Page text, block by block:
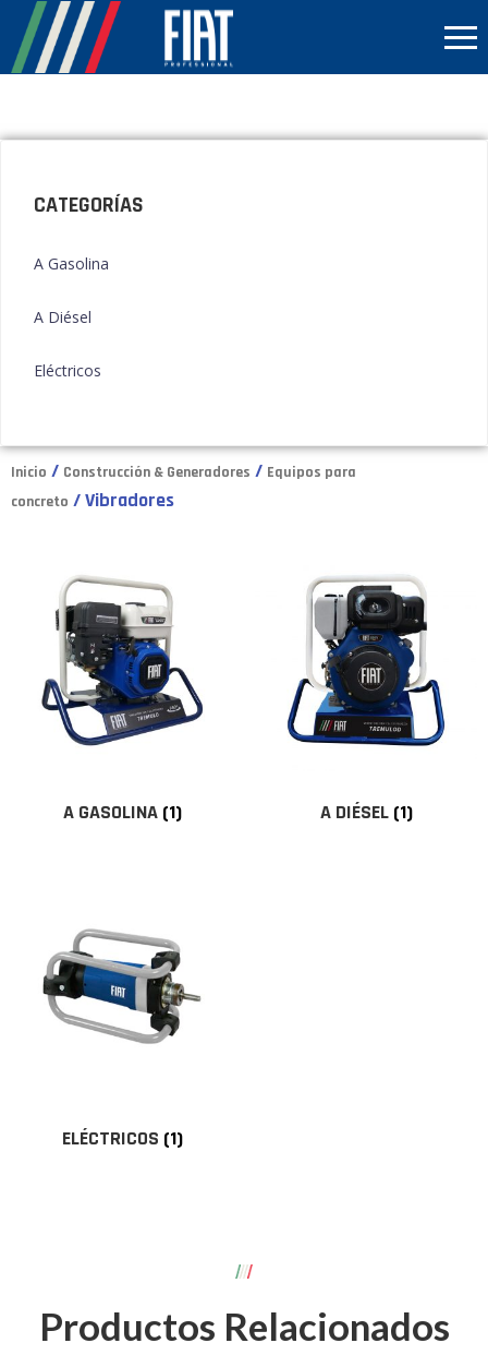
CATEGORÍAS
A Gasolina
A Diésel
Eléctricos
Inicio / Construcción & Generadores / Equipos para
concreto / Vibradores
A GASOLINA (1) A DIÉSEL (1)
ELÉCTRICOS (1)
Productos Relacionados